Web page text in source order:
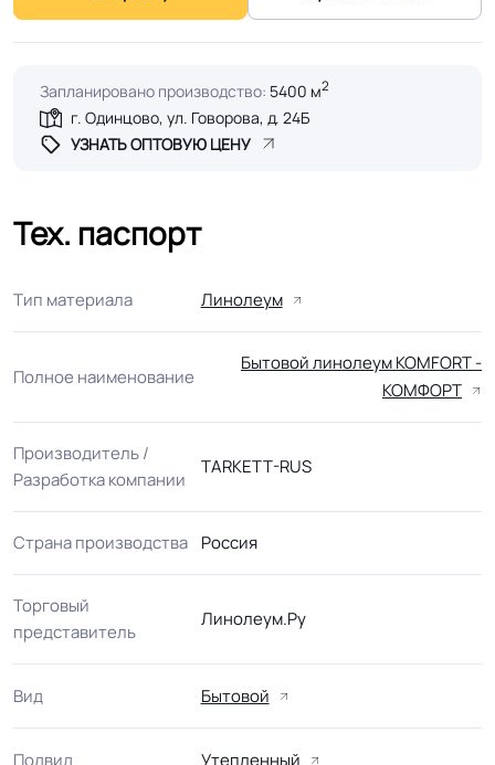
Запланировано производство: 5400 м2
г. Одинцово, ул. Говорова, д. 24Б
УЗНАТЬ ОПТОВУЮ ЦЕНУ
Тех. паспорт
Тип материала Линолеум
Полное наименование
Бытовой линолеум KOMFORT -
КОМФОРТ
Производитель /
Разработка компании
TARKETT-RUS
Страна производства Россия
Торговый
представитель
Линолеум.Ру
Вид Бытовой
Подвид Утепленный